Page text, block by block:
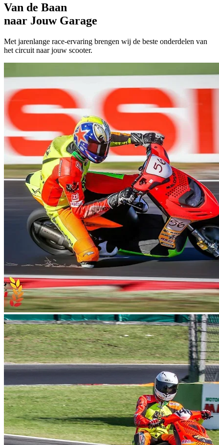
Van de Baan
naar Jouw Garage
Met jarenlange race-ervaring brengen wij de beste onderdelen van
het circuit naar jouw scooter.